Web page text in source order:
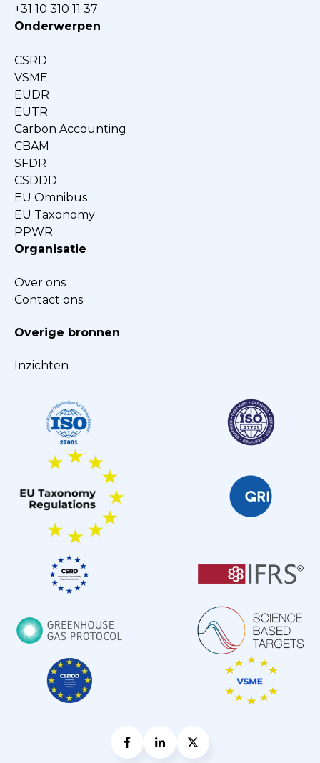
+31 10 310 11 37
Onderwerpen
CSRD
VSME
EUDR
EUTR
Carbon Accounting
CBAM
SFDR
CSDDD
EU Omnibus
EU Taxonomy
PPWR
Organisatie
Over ons
Contact ons
Overige bronnen
Inzichten